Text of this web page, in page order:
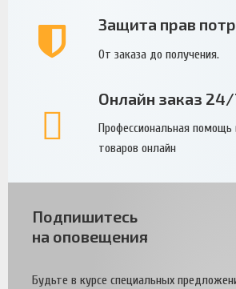
Защита прав
От заказа до получения.
Онлайн заказ
Профессиональная помощь
товаров онлайн
Подпишитесь
на оповещения
Будьте в курсе специальных